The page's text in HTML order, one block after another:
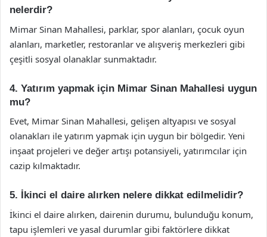
nelerdir?
Mimar Sinan Mahallesi, parklar, spor alanları, çocuk oyun
alanları, marketler, restoranlar ve alışveriş merkezleri gibi
çeşitli sosyal olanaklar sunmaktadır.
4. Yatırım yapmak için Mimar Sinan Mahallesi uygun
mu?
Evet, Mimar Sinan Mahallesi, gelişen altyapısı ve sosyal
olanakları ile yatırım yapmak için uygun bir bölgedir. Yeni
inşaat projeleri ve değer artışı potansiyeli, yatırımcılar için
cazip kılmaktadır.
5. İkinci el daire alırken nelere dikkat edilmelidir?
İkinci el daire alırken, dairenin durumu, bulunduğu konum,
tapu işlemleri ve yasal durumlar gibi faktörlere dikkat